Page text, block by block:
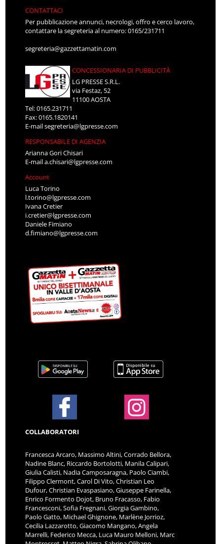
CONTATTACI
Per pubblicazione annunci, necrologi, offro e cerco lavoro,
contattare la segreteria al numero: 0165/231711
segreteria@gazzettamatin.com
CONCESSIONARIA DI PUBBLICITÀ
LG PRESSE S.R.L.
via Festaz, 52
11100 AOSTA
Tel: 0165.231711
Fax: 0165.1820141
E-mailsegreteria@lgpresse.com
RESPONSABILE DI AGENZIA
Arianna Gori Chisari
E-maila.chisari@lgpresse.com
Account
Luca Torino
l.torino@lgpresse.com
Ivana Cretier
i.cretier@lgpresse.com
Daniele Fimiano
d.fimiano@lgpresse.com
COLLABORATORI
Francesca Arcaro, Massimo Altini, Corrado Bellora,
Nadine Blanc, Riccardo Bortolotti, Manila Calipari,
Giulia Calisti, Nadia Camposaragna, Paolo Ciambi,
Filippo Clermont, Carol Di Vito, Christian Leo
Dufour, Christian Evaspasiano, Giuseppe Farinella,
Enrico Formento Dojot, Bruno Fracasso, Fabio
Francesconi, Sofia Fregnani, Giorgia Gambino,
Paolo Gatto, Michael Ghignone, Marlène Jorrioz,
Cecilia Lazzarotto, Giacomo Mangano, Angela
Marrelli, Federico Mecca, Luca Mauro Melloni, Marc